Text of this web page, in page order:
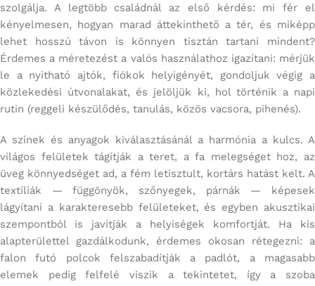
szolgálja. A legtöbb családnál az első kérdés: mi fér el
kényelmesen, hogyan marad áttekinthető a tér, és miképp
lehet hosszú távon is könnyen tisztán tartani mindent?
Érdemes a méretezést a valós használathoz igazítani: mérjük
le a nyitható ajtók, fiókok helyigényét, gondoljuk végig a
közlekedési útvonalakat, és jelöljük ki, hol történik a napi
rutin (reggeli készülődés, tanulás, közös vacsora, pihenés).
A színek és anyagok kiválasztásánál a harmónia a kulcs. A
világos felületek tágítják a teret, a fa melegséget hoz, az
üveg könnyedséget ad, a fém letisztult, kortárs hatást kelt. A
textíliák — függönyök, szőnyegek, párnák — képesek
lágyítani a karakteresebb felületeket, és egyben akusztikai
szempontból is javítják a helyiségek komfortját. Ha kis
alapterülettel gazdálkodunk, érdemes okosan rétegezni: a
falon futó polcok felszabadítják a padlót, a magasabb
elemek pedig felfelé viszik a tekintetet, így a szoba